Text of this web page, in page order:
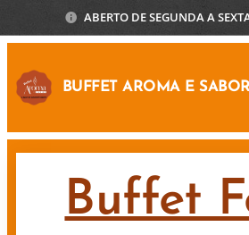
ABERTO DE SEGUNDA A
BUFFET AROMA E
Buffet